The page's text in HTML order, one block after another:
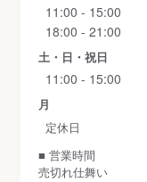
11:00 - 15:00
18:00 - 21:00
土・日・祝日
11:00 - 15:00
月
定休日
■ 営業時間
売切れ仕舞い